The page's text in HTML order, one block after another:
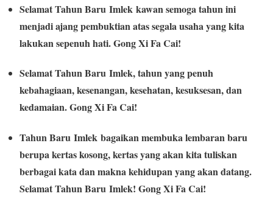
Selamat Tahun Baru Imlek kawan semoga tahun ini
menjadi ajang pembuktian atas segala usaha yang kita
lakukan sepenuh hati. Gong Xi Fa Cai!
Selamat Tahun Baru Imlek, tahun yang penuh
kebahagiaan, kesenangan, kesehatan, kesuksesan, dan
kedamaian. Gong Xi Fa Cai!
Tahun Baru Imlek bagaikan membuka lembaran baru
berupa kertas kosong, kertas yang akan kita tuliskan
berbagai kata dan makna kehidupan yang akan datang.
Selamat Tahun Baru Imlek! Gong Xi Fa Cai!